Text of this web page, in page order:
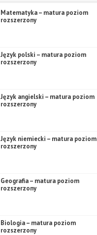
Matematyka – matura poziom
rozszerzony
Język polski – matura poziom
rozszerzony
Język angielski – matura poziom
rozszerzony
Język niemiecki – matura poziom
rozszerzony
Geografia – matura poziom
rozszerzony
Biologia – matura poziom
rozszerzony